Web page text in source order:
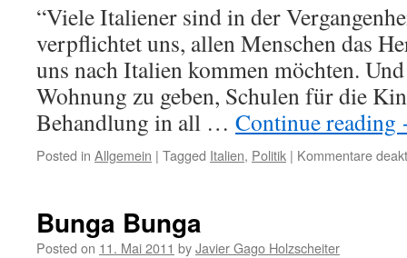
“Viele Italiener sind in der
verpflichtet uns, allen Menschen das
uns nach Italien kommen möchten.
Wohnung zu geben, Schulen für die
Behandlung in all … Continue reading
Posted in Allgemein | Tagged Italien, Politik | Kommentare
Bunga Bunga
Posted on 11. Mai 2011 byJavier Gago Holzscheiter